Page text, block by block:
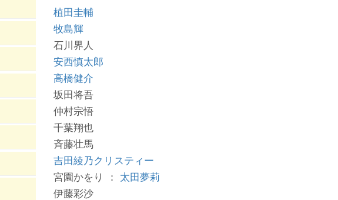
植田圭輔
牧島輝
石川界人
安西慎太郎
高橋健介
坂田将吾
仲村宗悟
千葉翔也
斉藤壮馬
吉田綾乃クリスティー
宮園かをり ： 太田夢莉
伊藤彩沙